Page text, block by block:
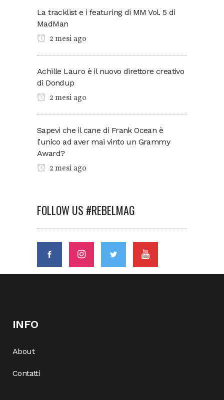
La tracklist e i featuring di MM Vol. 5 di
MadMan
2 mesi ago
Achille Lauro è il nuovo direttore creativo
di Dondup
2 mesi ago
Sapevi che il cane di Frank Ocean è
l’unico ad aver mai vinto un Grammy
Award?
2 mesi ago
FOLLOW US #REBELMAG
INFO
About
Contatti